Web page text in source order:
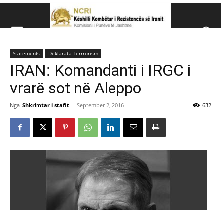
Këshillit Kombëtar të Rezistencës së Iranit (NCRI)
Statements Deklarata-Terrrorism
IRAN: Komandanti i IRGC i
vrarë sot në Aleppo
Nga Shkrimtar i stafit - September 2, 2016 632